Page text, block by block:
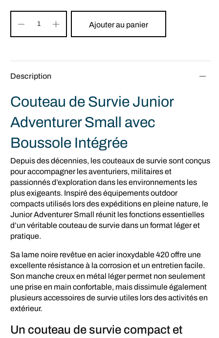
Ajouter au panier
Description
Couteau de Survie Junior
Adventurer Small avec
Boussole Intégrée
Depuis des décennies, les couteaux de survie sont conçus
pour accompagner les aventuriers, militaires et
passionnés d’exploration dans les environnements les
plus exigeants. Inspiré des équipements outdoor
compacts utilisés lors des expéditions en pleine nature, le
Junior Adventurer Small réunit les fonctions essentielles
d’un véritable couteau de survie dans un format léger et
pratique.
Sa lame noire revêtue en acier inoxydable 420 offre une
excellente résistance à la corrosion et un entretien facile.
Son manche creux en métal léger permet non seulement
une prise en main confortable, mais dissimule également
plusieurs accessoires de survie utiles lors des activités en
extérieur.
Un couteau de survie compact et